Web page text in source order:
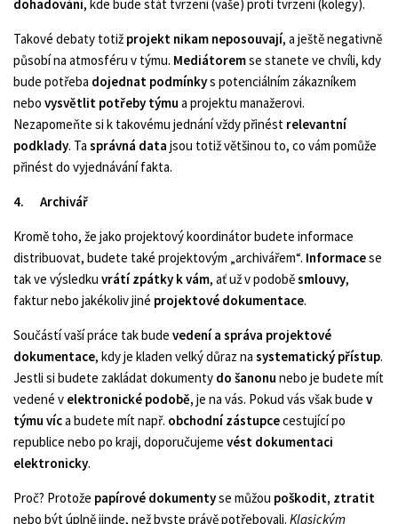
dohadování, kde bude stát tvrzení (vaše) proti tvrzení (kolegy).
Takové debaty totiž projekt nikam neposouvají, a ještě negativně
působí na atmosféru v týmu. Mediátoremse stanete ve chvíli, kdy
bude potřeba dojednat podmínkys potenciálním zákazníkem
nebo vysvětlit potřeby týmu a projektu manažerovi.
Nezapomeňte si k takovému jednání vždy přinést relevantní
podklady. Ta správná data jsou totiž většinou to, co vám pomůže
přinést do vyjednávání fakta.
4. Archivář
Kromě toho, že jako projektový koordinátor budete informace
distribuovat, budete také projektovým „archivářem“. Informacese
tak ve výsledku vrátí zpátky k vám, ať už v podoběsmlouvy,
faktur nebo jakékoliv jiné projektové dokumentace.
Součástí vaší práce tak bude vedení a správa projektové
dokumentace, kdy je kladen velký důraz na systematický přístup.
Jestli si budete zakládat dokumenty do šanonu nebo je budete mít
vedené v elektronické podobě, je na vás. Pokud vás však bude v
týmu víca budete mít např. obchodní zástupcecestující po
republice nebo po kraji, doporučujeme vést dokumentaci
elektronicky.
Proč? Protože papírové dokumentyse můžou poškodit, ztratit
nebo být úplně jinde, než byste právě potřebovali. Klasickým